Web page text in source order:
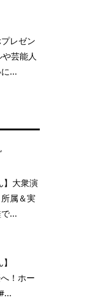
レゼン
や芸能人
...
】大衆演
属＆実
...
！ホー